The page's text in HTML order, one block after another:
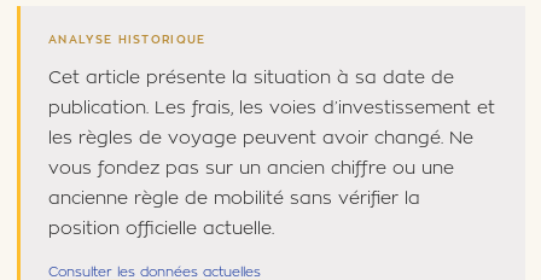
ANALYSE HISTORIQUE
Cet article présente la situation à sa date de
publication. Les frais, les voies d’investissement et
les règles de voyage peuvent avoir changé. Ne
vous fondez pas sur un ancien chiffre ou une
ancienne règle de mobilité sans vérifier la
position officielle actuelle.
Consulter les données actuelles